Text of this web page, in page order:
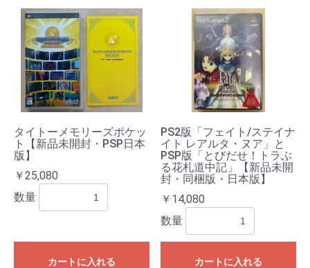
タイトーメモリーズポケッ
ト【新品未開封・PSP日本
版】
￥25,080
数量
カートに入れる
PS2版「フェイト/ステイナ
イト レアルタ・ヌア」と
PSP版「とびだせ！トラぶ
る花札道中記」【新品未開
封・同梱版・日本版】
￥14,080
数量
カートに入れる